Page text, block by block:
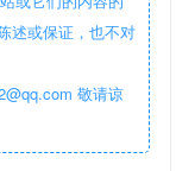
述或保证，也不对
敬请谅